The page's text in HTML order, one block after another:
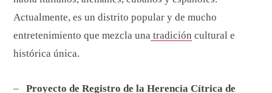
Actualmente, es un distrito popular y de mucho
entretenimiento que mezcla una tradición cultural e
histórica única.
– Proyecto de Registro de la Herencia Cítrica de